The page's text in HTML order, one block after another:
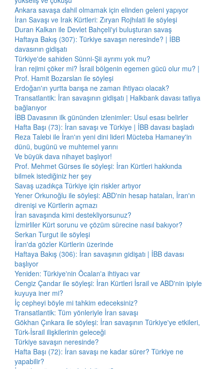
Ankara savaşa dahil olmamak için elinden geleni yapıyor
İran Savaşı ve Irak Kürtleri: Zıryan Rojhılati ile söyleşi
Duran Kalkan ile Devlet Bahçeli'yi buluşturan savaş
Haftaya Bakış (307): Türkiye savaşın neresinde? | İBB
davasının gidişatı
Türkiye'de sahiden Sünni-Şii ayrımı yok mu?
İran rejimi çöker mi? İsrail bölgenin egemen gücü olur mu? |
Prof. Hamit Bozarslan ile söyleşi
Erdoğan'ın yurtta barışa ne zaman ihtiyacı olacak?
Transatlantik: İran savaşının gidişatı | Halkbank davası tatlıya
bağlanıyor
İBB Davasının ilk gününden izlenimler: Usul esası belirler
Hafta Başı (73): İran savaşı ve Türkiye | İBB davası başladı
Reza Talebi ile İran'ın yeni dini lideri Mücteba Hamaney'in
dünü, bugünü ve muhtemel yarını
Ve büyük dava nihayet başlıyor!
Prof. Mehmet Gürses ile söyleşi: İran Kürtleri hakkında
bilmek istediğiniz her şey
Savaş uzadıkça Türkiye için riskler artıyor
Yener Orkunoğlu ile söyleşi: ABD'nin hesap hataları, İran'ın
direnişi ve Kürtlerin açmazı
İran savaşında kimi destekliyorsunuz?
İzmirliler Kürt sorunu ve çözüm sürecine nasıl bakıyor?
Serkan Turgut ile söyleşi
İran'da gözler Kürtlerin üzerinde
Haftaya Bakış (306): İran savaşının gidişatı | İBB davası
başlıyor
Yeniden: Türkiye'nin Öcalan'a ihtiyacı var
Cengiz Çandar ile söyleşi: İran Kürtleri İsrail ve ABD'nin ipiyle
kuyuya iner mi?
İç cepheyi böyle mi tahkim edeceksiniz?
Transatlantik: Tüm yönleriyle İran savaşı
Gökhan Çınkara ile söyleşi: İran savaşının Türkiye'ye etkileri,
Türk-İsrail ilişkilerinin geleceği
Türkiye savaşın neresinde?
Hafta Başı (72): İran savaşı ne kadar sürer? Türkiye ne
yapabilir?